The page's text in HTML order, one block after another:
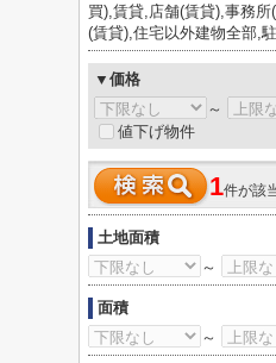
買),賃貸,店舗(賃貸),事務所
(賃貸),住宅以外建物全部,
▼価格
～
値下げ物件
1件が該
土地面積
～
面積
～